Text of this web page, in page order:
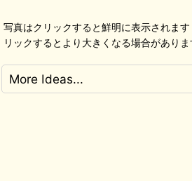
写真はクリックすると鮮明に表示されま
リックするとより大きくなる場合がありま
More Ideas...